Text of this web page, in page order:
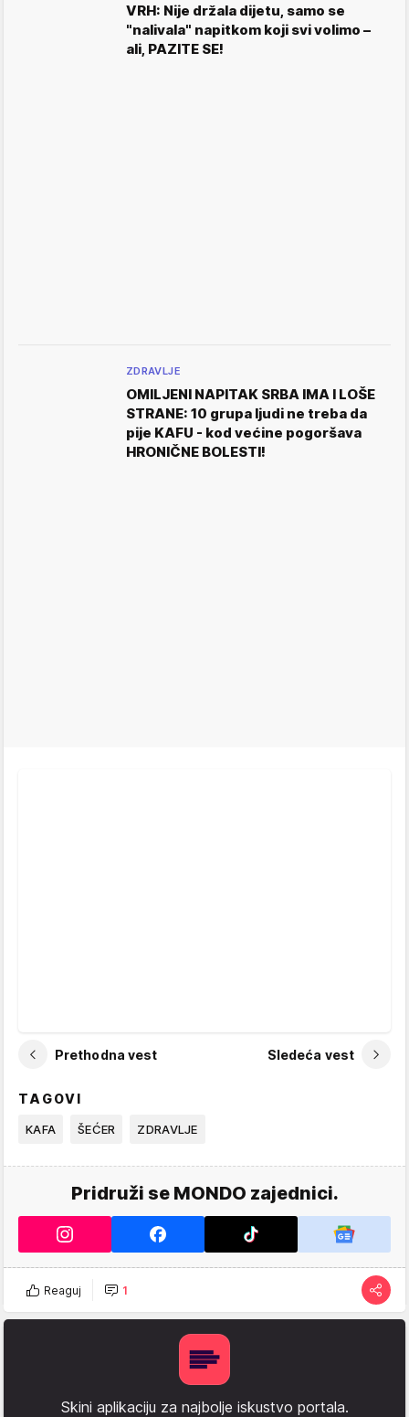
VRH: Nije držala dijetu, samo se
"nalivala" napitkom koji svi volimo –
ali, PAZITE SE!
ZDRAVLJE
OMILJENI NAPITAK SRBA IMA I LOŠE
STRANE: 10 grupa ljudi ne treba da
pije KAFU - kod većine pogoršava
HRONIČNE BOLESTI!
Prethodna vest Sledeća vest
TAGOVI
KAFA ŠEĆER ZDRAVLJE
Pridruži se MONDO zajednici.
Reaguj 1
Skini aplikaciju za najbolje iskustvo portala.